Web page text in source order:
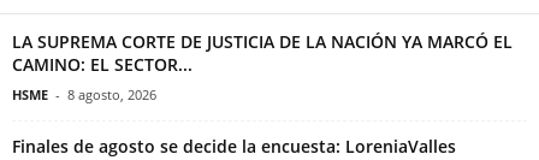
LA SUPREMA CORTE DE JUSTICIA DE LA NACIÓN YA MARCÓ EL
CAMINO: EL SECTOR...
HSME - 8 agosto, 2026
Finales de agosto se decide la encuesta: LoreniaValles